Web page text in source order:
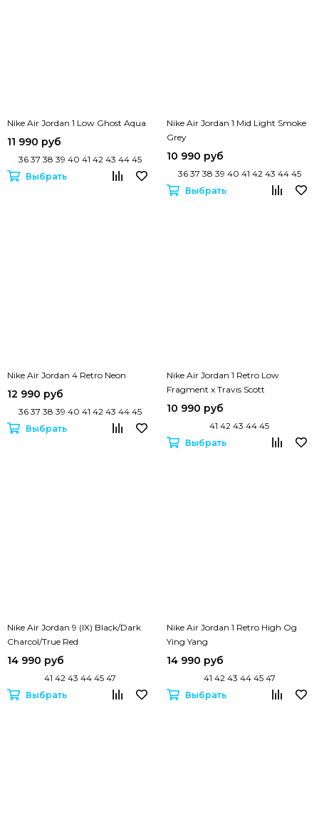
Nike Air Jordan 1 Low Ghost Aqua
11 990 руб
36 37 38 39 40 41 42 43 44 45
Выбрать
Nike Air Jordan 1 Mid Light Smoke
Grey
10 990 руб
36 37 38 39 40 41 42 43 44 45
Выбрать
Nike Air Jordan 4 Retro Neon
12 990 руб
36 37 38 39 40 41 42 43 44 45
Выбрать
Nike Air Jordan 1 Retro Low
Fragment x Travis Scott
10 990 руб
41 42 43 44 45
Выбрать
Nike Air Jordan 9 (IX) Black/Dark
Charcol/True Red
14 990 руб
41 42 43 44 45 47
Выбрать
Nike Air Jordan 1 Retro High Og
Ying Yang
14 990 руб
41 42 43 44 45 47
Выбрать